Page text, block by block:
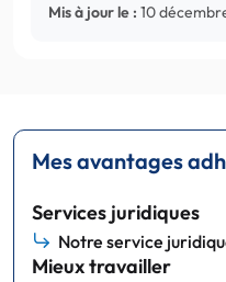
Mis à jour le : 10
Mes avantages
Services juridiques
Notre service
Mieux travailler